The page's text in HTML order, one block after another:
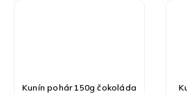
Kunín pohár 150g čokoláda